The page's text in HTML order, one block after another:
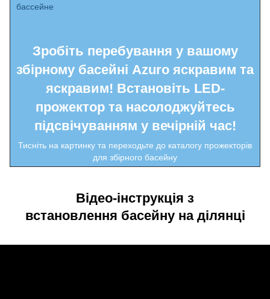
Зробіть перебування у вашому
збірному басейні Azuro яскравим та
яскравим! Встановіть LED-
прожектор та насолоджуйтесь
підсвічуванням у вечірній час!
Тисніть на картинку та переходьте до каталогу прожекторів
для збірного басейну
Відео-інструкція з
встановлення басейну на ділянці